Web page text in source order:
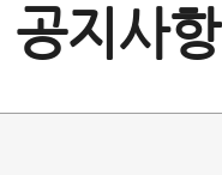
공지사항